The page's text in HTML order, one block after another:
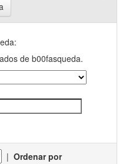
de b00fasqueda.
| Ordenar por